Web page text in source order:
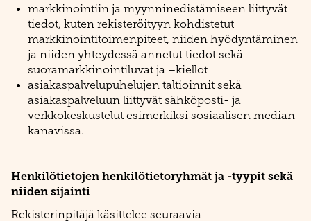
markkinointiin ja myynninedistämiseen liittyvät
tiedot, kuten rekisteröityyn kohdistetut
markkinointitoimenpiteet, niiden hyödyntäminen
ja niiden yhteydessä annetut tiedot sekä
suoramarkkinointiluvat ja –kiellot
asiakaspalvelupuhelujen taltioinnit sekä
asiakaspalveluun liittyvät sähköposti- ja
verkkokeskustelut esimerkiksi sosiaalisen median
kanavissa.
Henkilötietojen henkilötietoryhmät ja -tyypit sekä
niiden sijainti
Rekisterinpitäjä käsittelee seuraavia